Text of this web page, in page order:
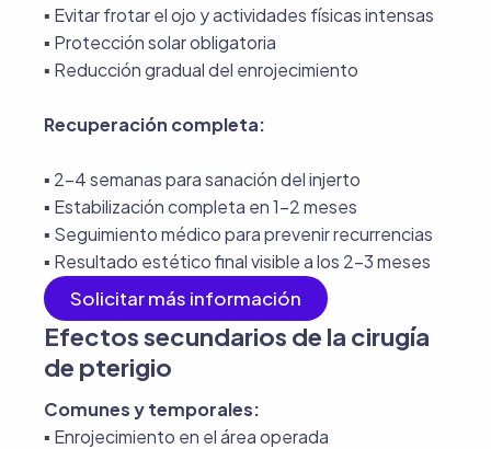
▪︎ Evitar frotar el ojo y actividades físicas intensas
▪︎ Protección solar obligatoria
▪︎ Reducción gradual del enrojecimiento
Recuperación completa:
▪︎ 2-4 semanas para sanación del injerto
▪︎ Estabilización completa en 1-2 meses
▪︎ Seguimiento médico para prevenir recurrencias
▪︎ Resultado estético final visible a los 2-3 meses
Solicitar más información
Efectos secundarios de la cirugía
de pterigio
Comunes y temporales:
▪︎ Enrojecimiento en el área operada